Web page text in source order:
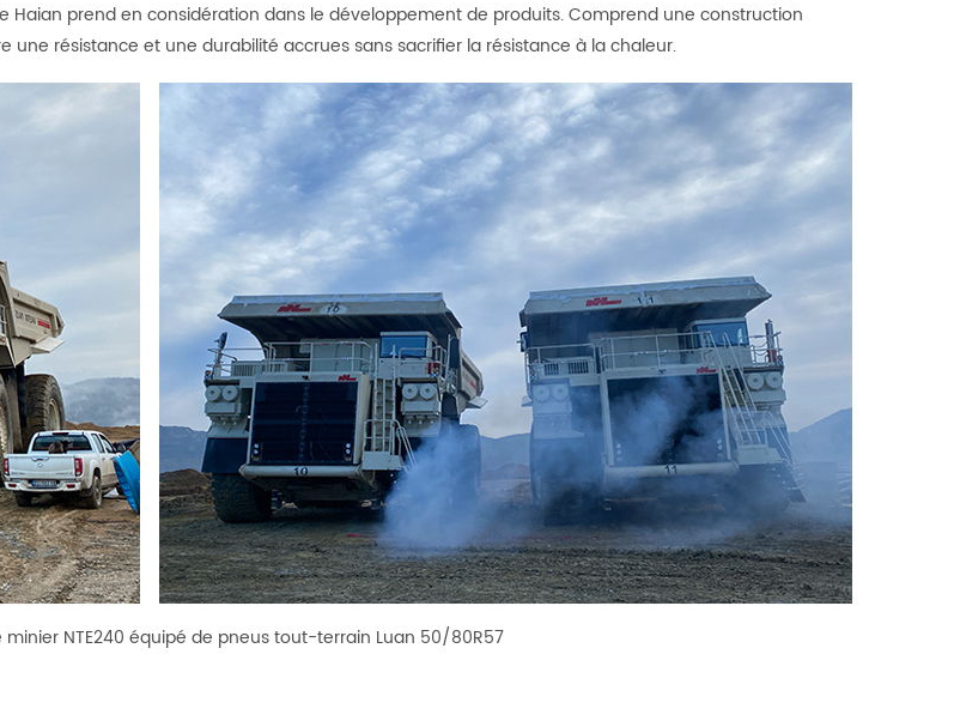
prend en considération dans le développement de produits. Comprend une construction
résistance et une durabilité accrues sans sacrifier la résistance à la chaleur.
NTE240 équipé de pneus tout-terrain Luan 50/80R57